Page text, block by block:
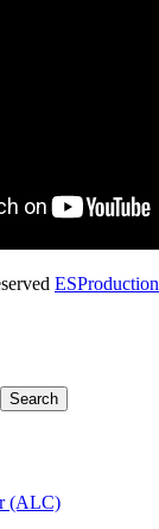
ESProduction
Search
(ALC)